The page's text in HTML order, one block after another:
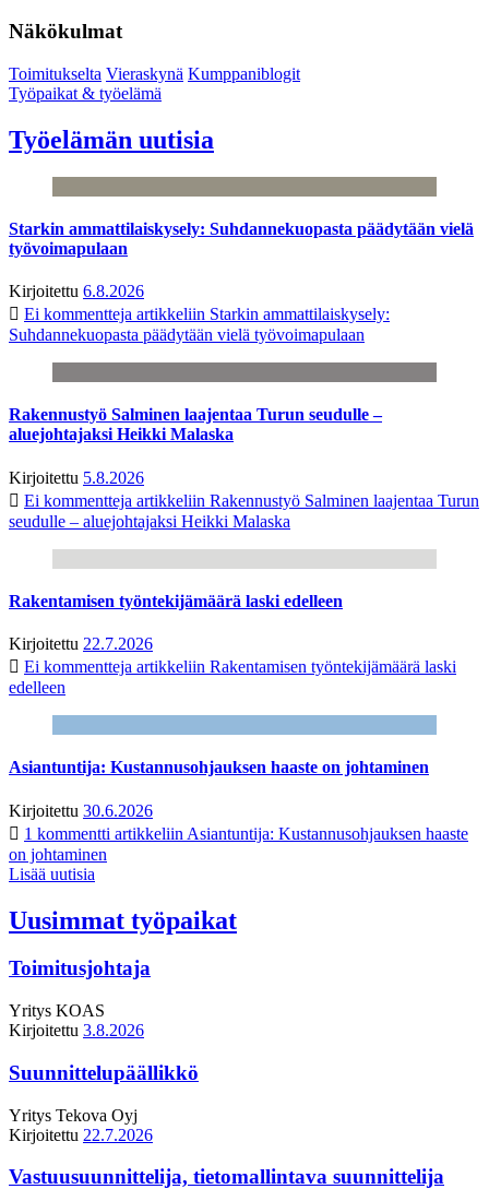
Näkökulmat
Toimitukselta Vieraskynä Kumppaniblogit
Työpaikat & työelämä
Työelämän uutisia
Starkin ammattilaiskysely: Suhdannekuopasta päädytään vielä
työvoimapulaan
Kirjoitettu 6.8.2026
Ei kommentteja artikkeliin Starkin ammattilaiskysely:
Suhdannekuopasta päädytään vielä työvoimapulaan
Rakennustyö Salminen laajentaa Turun seudulle –
aluejohtajaksi Heikki Malaska
Kirjoitettu 5.8.2026
Ei kommentteja artikkeliin Rakennustyö Salminen laajentaa Turun
seudulle – aluejohtajaksi Heikki Malaska
Rakentamisen työntekijämäärä laski edelleen
Kirjoitettu 22.7.2026
Ei kommentteja artikkeliin Rakentamisen työntekijämäärä laski
edelleen
Asiantuntija: Kustannusohjauksen haaste on johtaminen
Kirjoitettu 30.6.2026
1 kommentti artikkeliin Asiantuntija: Kustannusohjauksen haaste
on johtaminen
Lisää uutisia
Uusimmat työpaikat
Toimitusjohtaja
Yritys KOAS
Kirjoitettu 3.8.2026
Suunnittelupäällikkö
Yritys Tekova Oyj
Kirjoitettu 22.7.2026
Vastuusuunnittelija, tietomallintava suunnittelija